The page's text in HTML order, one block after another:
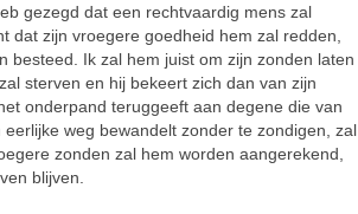
gezegd dat een rechtvaardig mens zal
dat zijn vroegere goedheid hem zal redden,
besteed. Ik zal hem juist om zijn zonden laten
sterven en hij bekeert zich dan van zijn
onderpand teruggeeft aan degene die van
weg bewandelt zonder te zondigen, zal
zonden zal hem worden aangerekend,
blijven.